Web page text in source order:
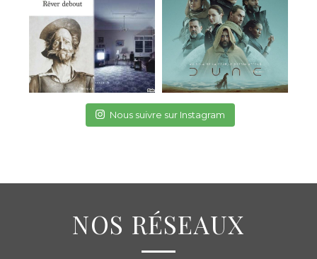
Nous suivre sur Instagram
NOS RÉSEAUX